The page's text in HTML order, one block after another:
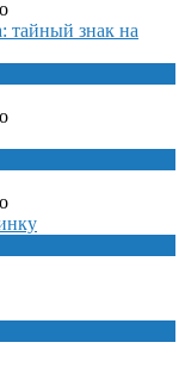
тайный знак на